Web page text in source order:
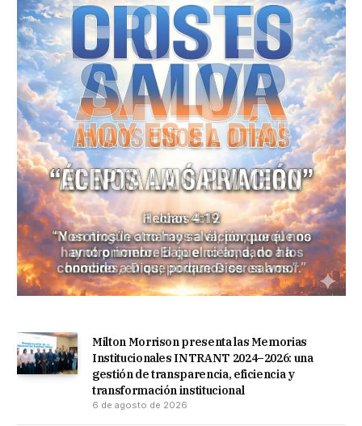
Milton Morrison presenta las Memorias
Institucionales INTRANT 2024–2026: una
gestión de transparencia, eficiencia y
transformación institucional
6 de agosto de 2026